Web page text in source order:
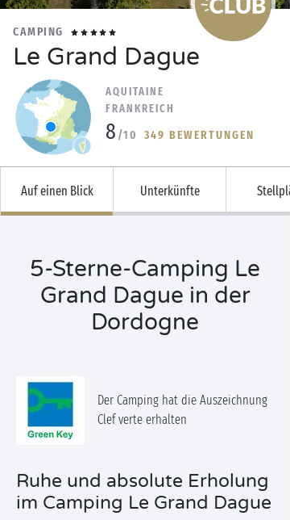
CAMPING
Le Grand Dague
AQUITAINE
FRANKREICH
8 /10 349 BEWERTUNGEN
Auf einen Blick Unterkünfte
5-Sterne-Camping Le
Grand Dague in der
Dordogne
Der Camping hat die Auszeichnung
Clef verte erhalten
Ruhe und absolute Erholung
im Camping Le Grand Dague